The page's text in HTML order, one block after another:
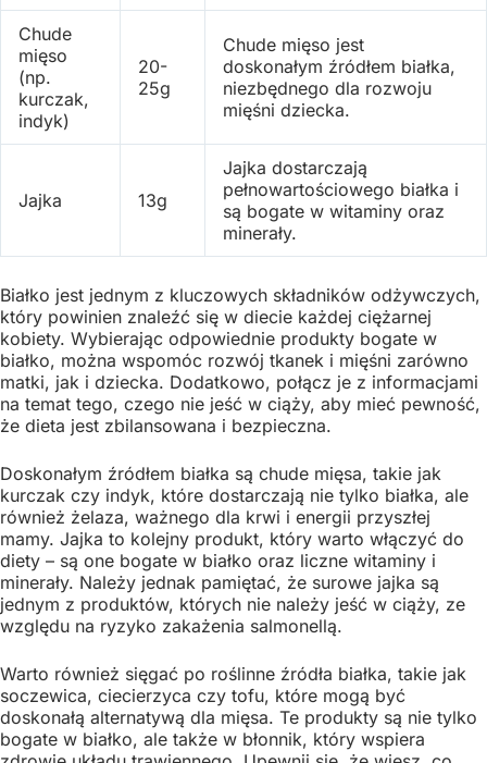
Chude
mięso
(np.
kurczak,
indyk)
20-
25g
Chude mięso jest
doskonałym źródłem białka,
niezbędnego dla rozwoju
mięśni dziecka.
Jajka 13g
Jajka dostarczają
pełnowartościowego białka i
są bogate w witaminy oraz
minerały.
Białko jest jednym z kluczowych składników odżywczych,
który powinien znaleźć się w diecie każdej ciężarnej
kobiety. Wybierając odpowiednie produkty bogate w
białko, można wspomóc rozwój tkanek i mięśni zarówno
matki, jak i dziecka. Dodatkowo, połącz je z informacjami
na temat tego, czego nie jeść w ciąży, aby mieć pewność,
że dieta jest zbilansowana i bezpieczna.
Doskonałym źródłem białka są chude mięsa, takie jak
kurczak czy indyk, które dostarczają nie tylko białka, ale
również żelaza, ważnego dla krwi i energii przyszłej
mamy. Jajka to kolejny produkt, który warto włączyć do
diety – są one bogate w białko oraz liczne witaminy i
minerały. Należy jednak pamiętać, że surowe jajka są
jednym z produktów, których nie należy jeść w ciąży, ze
względu na ryzyko zakażenia salmonellą.
Warto również sięgać po roślinne źródła białka, takie jak
soczewica, ciecierzyca czy tofu, które mogą być
doskonałą alternatywą dla mięsa. Te produkty są nie tylko
bogate w białko, ale także w błonnik, który wspiera